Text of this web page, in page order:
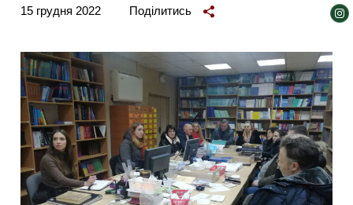
15 грудня 2022 Поділитись